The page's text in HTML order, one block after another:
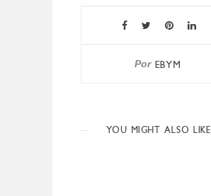
Por EBYM
YOU MIGHT ALSO LIKE